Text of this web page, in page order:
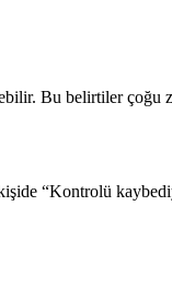
Bu belirtiler çoğu
“Kontrolü